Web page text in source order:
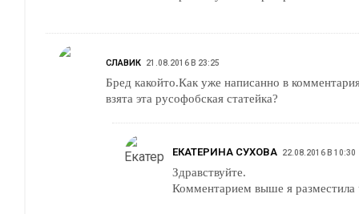
СЛАВИК 21.08.2016 В 23:25
Бред какойто.Как уже написанно в
взята эта русофобская статейка?
ЕКАТЕРИНА СУХОВА 22.08.2016 В 10:30
Здравствуйте.
Комментарием выше я разместила